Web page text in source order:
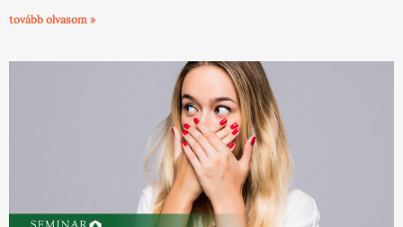
tovább olvasom »